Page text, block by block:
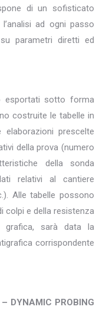
di un sofisticato
ad ogni passo
parametri diretti ed
esportati sotto forma
costruite le tabelle in
prescelte
della prova (numero
della sonda
relativi al cantiere
Alle tabelle possono
colpi e della resistenza
grafica, sarà data la
corrispondente
DYNAMIC PROBING